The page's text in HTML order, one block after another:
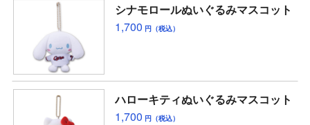
シナモロールぬいぐるみマスコット
1,700 円（税込）
ハローキティぬいぐるみマスコット
1,700 円（税込）